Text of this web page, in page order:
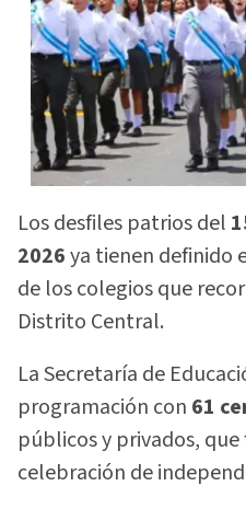
Los desfiles patrios del
2026ya tienen definido
de los colegios que
Distrito Central.
La Secretaría de
programación con 61
públicos y privados,
celebración de